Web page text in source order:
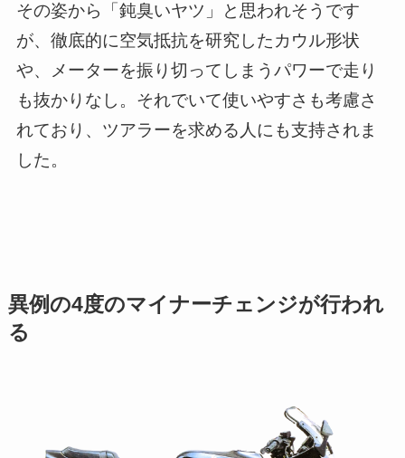
その姿から「鈍臭いヤツ」と思われそうです
が、徹底的に空気抵抗を研究したカウル形状
や、メーターを振り切ってしまうパワーで走り
も抜かりなし。それでいて使いやすさも考慮さ
れており、ツアラーを求める人にも支持されま
した。
異例の4度のマイナーチェンジが行われ
る